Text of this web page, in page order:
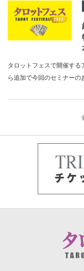
タロットフェスで開催す
ら追加で今回のセミナー